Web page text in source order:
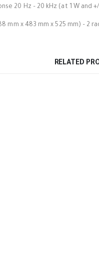
20 Hz – 20 kHz (at 1 W and
mm x 483 mm x 525 mm) – 2
RELATED